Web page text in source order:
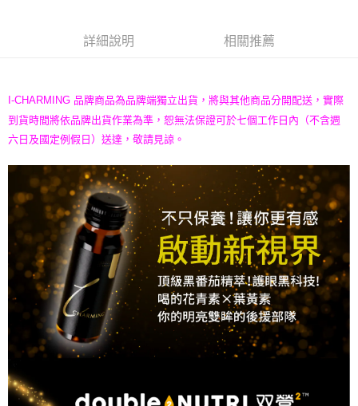
３．安心：先確認商品／服務後，再付款。
結帳頁面，進行簡訊認證並確認金額後，即可完成結帳。
２．訂單成立數日內，您將收到繳費通知簡訊。
３．收到繳費通知簡訊後14天內，點擊此簡訊中的連結，可透過四大超商／
ATM／網路銀行／等多元方式進行付款，方視為交易完成。
購買商品的店家。未經商家同意取消之訂單仍視為有效，需透過AFTEE先享
後付繳納相關費用。
※ 交易是否成功請以「AFTEE先享後付 」之結帳頁面顯示為準，若有關於
是否繳費成功／繳費後需取消欲退款等相關疑問，請聯繫「AFTEE先享後付
客戶支援中心」https://netprotections.freshdesk.com/support/home
【注意事項】
１．透過由恩沛科技股份有限公司提供之「AFTEE先享後付」服務完成之交
易，需依本服務之必要範圍內提供個人資料，並將交易相關給付款項請求債
權轉讓予恩沛科技股份有限公司。
２．關於個人資料處理事宜，請瀏覽以下網址：
https://aftee.tw/terms/#terms3
３．未成年的使用者請事先徵得法定代理人或監護人之同意方可使用
「AFTEE先享後付」，若未經同意申辦者引起之損失，本公司不負相關責
４．使用「AFTEE先享後付」時，將依據個別帳號之用戶狀況，依本公司即
時審查核予不同之上限額度；若仍有額度不足之情形，本公司將視審查結果
每筆NT$100，滿NT$1,500(含以上)免運費
詳細說明 相關推薦
I-CHARMING 品牌商品為品牌端獨立出貨，將與其他商品分開配送，實際
到貨時間將依品牌出貨作業為準，恕無法保證可於七個工作日內（不含週
六日及國定例假日）送達，敬請見諒。